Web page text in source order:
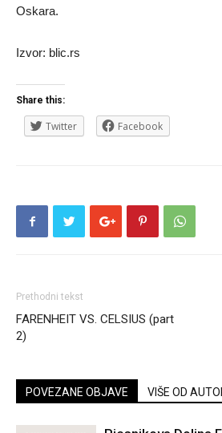
Oskara.
Izvor: blic.rs
Share this:
Twitter Facebook
Prethodni tekst
FARENHEIT VS. CELSIUS (part
2)
POVEZANE OBJAVE VIŠE OD